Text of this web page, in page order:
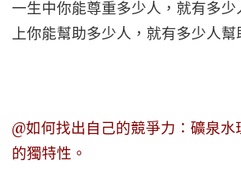
一生中你能尊重多少人，就有多
上你能幫助多少人，就有多少人幫
@如何找出自己的競爭力：礦泉
的獨特性。